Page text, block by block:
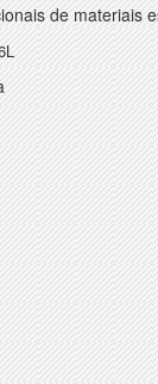
de materiais